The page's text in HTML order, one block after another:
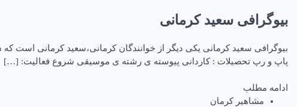
بیوگرافی سعید کرمانی
پاپ و رپ تحصیلات : كاردانی پیوسته ی رشته ی موسیقی شروع فعالیت: […]
ادامه مطلب
مشاهیر کرمان